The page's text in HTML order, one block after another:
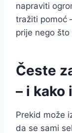
napraviti
tražiti pomoć
prije nego
Česte
– i kako
Prekid može
da se sami